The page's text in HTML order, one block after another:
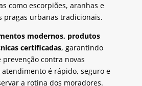
como escorpiões, aranhas e
pragas urbanas tradicionais.
modernos, produtos
certificadas, garantindo
contra novas
atendimento é rápido, seguro e
a rotina dos moradores.